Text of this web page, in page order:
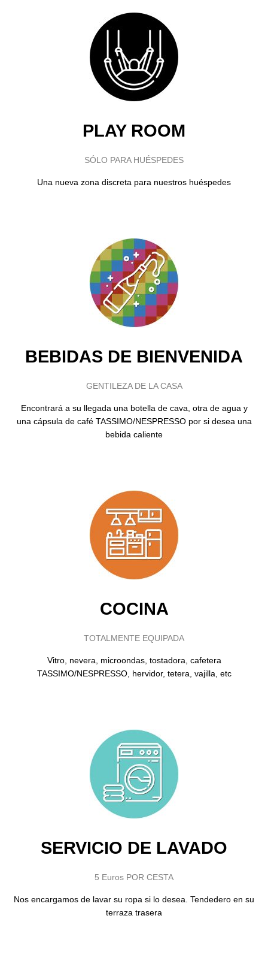
PLAY ROOM
SÓLO PARA HUÉSPEDES
Una nueva zona discreta para nuestros huéspedes
BEBIDAS DE BIENVENIDA
GENTILEZA DE LA CASA
Encontrará a su llegada una botella de cava, otra de agua y
una cápsula de café TASSIMO/NESPRESSO por si desea una
bebida caliente
COCINA
TOTALMENTE EQUIPADA
Vitro, nevera, microondas, tostadora, cafetera
TASSIMO/NESPRESSO, hervidor, tetera, vajilla, etc
SERVICIO DE LAVADO
5 Euros POR CESTA
Nos encargamos de lavar su ropa si lo desea. Tendedero en su
terraza trasera